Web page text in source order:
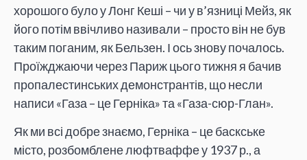
хорошого було у Лонг Кеші – чи у в’язниці Мейз, як
його потім ввічливо називали – просто він не був
таким поганим, як Бельзен. І ось знову почалось.
Проїжджаючи через Париж цього тижня я бачив
пропалестинських демонстрантів, що несли
написи «Газа – це Герніка» та «Газа-сюр-Глан».
Як ми всі добре знаємо, Герніка – це баскське
місто, розбомблене люфтваффе у 1937 р., а